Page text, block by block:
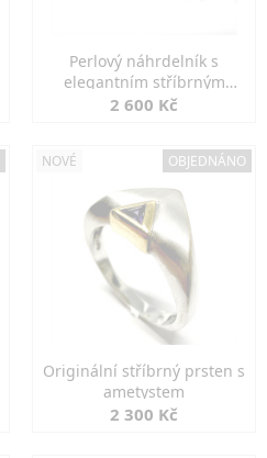
Perlový náhrdelník s
elegantním stříbrným
zapínáním
2 600 Kč
NOVÉ OBJEDNÁNO
Originální stříbrný prsten s
ametystem
2 300 Kč